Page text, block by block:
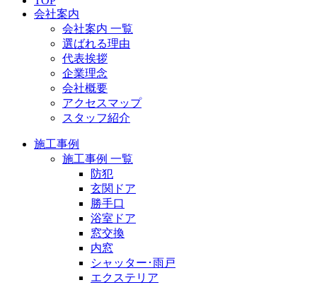
会社案内
会社案内 一覧
選ばれる理由
代表挨拶
企業理念
会社概要
アクセスマップ
スタッフ紹介
施工事例
施工事例 一覧
防犯
玄関ドア
勝手口
浴室ドア
窓交換
内窓
シャッター･雨戸
エクステリア